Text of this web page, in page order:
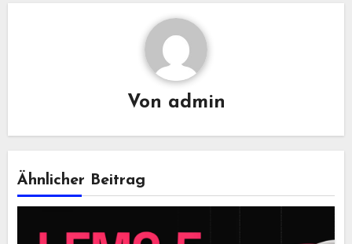
Von admin
Ähnlicher Beitrag